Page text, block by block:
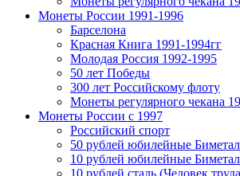
Монеты России 1991-1996
Барселона
Красная Книга 1991-1994гг
Молодая Россия 1992-1995
50 лет Победы
300 лет Российскому флоту
Монеты регулярного чекана
Монеты России c 1997
Российский спорт
50 рублей юбилейные
10 рублей юбилейные
10 рублей сталь (Человек